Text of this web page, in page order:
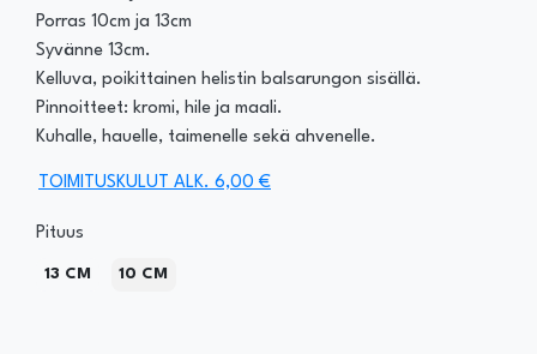
Porras 10cm ja 13cm
Syvänne 13cm.
Kelluva, poikittainen helistin balsarungon sisällä.
Pinnoitteet: kromi, hile ja maali.
Kuhalle, hauelle, taimenelle sekä ahvenelle.
TOIMITUSKULUT ALK. 6,00 €
Pituus
13 CM 10 CM